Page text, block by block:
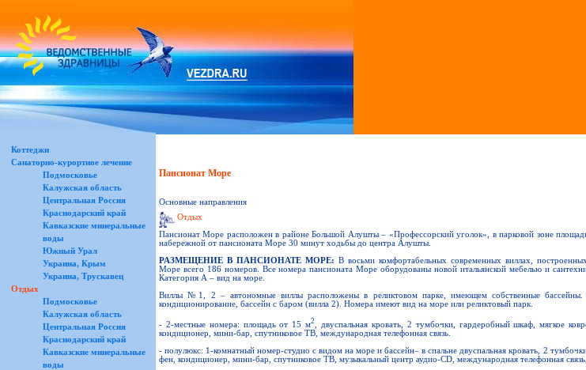
Коттеджи
Санаторно-курортное лечение
Подмосковье
Калужская область
Центральная Россия
Краснодарский край
Кавказские минеральные
воды
Южный Урал
Украина, Крым
Украина, Трускавец
Отдых
Подмосковье
Калужская область
Центральная Россия
Краснодарский край
Кавказские минеральные
воды
Пансионат Море
Основные направления
Отдых
Пансионат Море расположен в районе Большой Алушты – «Профессорский уголок», в парковой зоне
набережной от пансионата Море 30 минут ходьбы до центра Алушты.
РАЗМЕЩЕНИЕ В ПАНСИОНАТЕ МОРЕ: В восьми комфортабельных современных виллах,
Море всего 186 номеров. Все номера пансионата Море оборудованы новой итальянской мебелью и
Категория А – вид на море.
Виллы №1, 2 – автономные виллы расположены в реликтовом парке, имеющем собственные бассейны.
кондиционирование, бассейн с баром (вилла 2). Номера имеют вид на море или реликтовый парк.
- 2-местные номера: площадь от 15 м2
, двуспальная кровать, 2 тумбочки, гардеробный шкаф, мягкое
кондиционер, мини-бар, спутниковое ТВ, международная телефонная связь.
- полулюкс: 1-комнатный номер-студио с видом на море и бассейн– в спальне двуспальная кровать, 2
фен, кондиционер, мини-бар, спутниковое ТВ, музыкальный центр аудио-CD, международная телефонная связь,